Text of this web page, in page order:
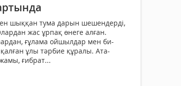
шық­қан тума дарын ше­шендерді,
жас ұрпақ өнеге алған.
ғұлама ойшылдар мен би-
ұлы тәрбие құралы. Ата-
ғибрат...